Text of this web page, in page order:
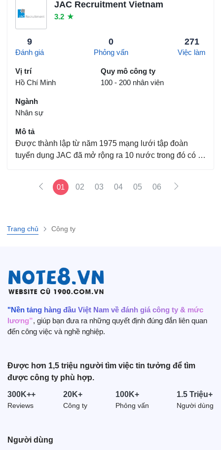
đáng tin cậy, đóng góp tích cực cho doanh nghiệp...
JAC Recruitment Vietnam
3.2 ★
9
Đánh giá
0
Phỏng vấn
271
Việc làm
Vị trí
Hồ Chí Minh
Quy mô công ty
100 - 200 nhân viên
Ngành
Nhân sự
Mô tả
Được thành lập từ năm 1975 mạng lưới tập đoàn
tuyển dụng JAC đã mở rộng ra 10 nước trong đó có 9
tuyển dụng quốc tế được thành lập lâu nhất ở khu vực
Châu Á. Chúng tôi là công ty tư vấn tuyển dụng quốc...
01 02 03 04 05 06
Trang chủ Công ty
"Nền tảng hàng đầu Việt Nam về đánh giá công ty & mức
lương”, giúp bạn đưa ra những quyết định đúng đắn liên quan
đến công việc và nghề nghiệp.
Được hơn 1,5 triệu người tìm việc tin tưởng để tìm
được công ty phù hợp.
300K++
Reviews
20K+
Công ty
100K+
Phỏng vấn
1.5 Triệu+
Người dùng
Người dùng